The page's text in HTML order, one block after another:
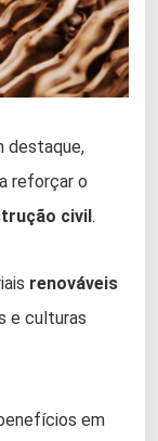
destaque,
reforçar o
civil.
renováveis ​​
e culturas
em